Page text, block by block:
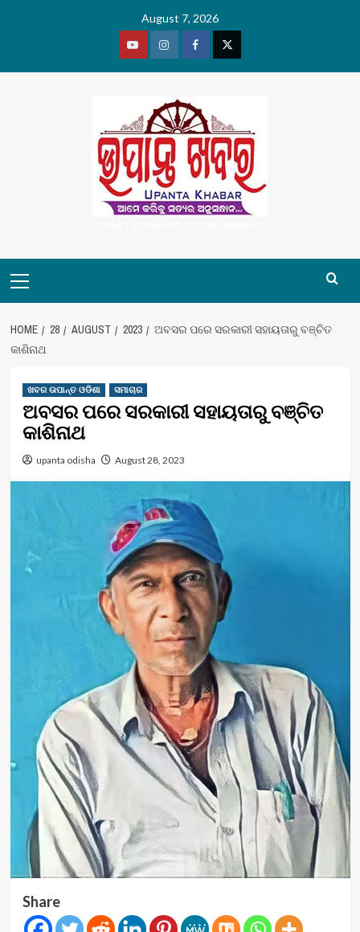
August 7, 2026
YoutubeVimeoFacebookTwitter
Menu
HOME 28 AUGUST 2023
ଅବସର ପରେ ସରକାରୀ ସହାୟତାରୁ ବଞ୍ଚିତ
କାଶିନାଥ
ଖବର ଉପାନ୍ତ ଓଡିଶା ସମାଚାର
ଅବସର ପରେ ସରକାରୀ ସହାୟତାରୁ ବଞ୍ଚିତ
କାଶିନାଥ
upanta odisha August 28, 2023
Share